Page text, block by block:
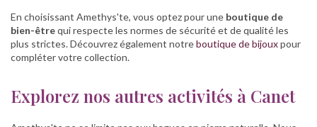
En choisissant Amethys'te, vous optez pour une boutique de
bien-êtrequi respecte les normes de sécurité et de qualité les
plus strictes. Découvrez également notreboutique de bijouxpour
compléter votre collection.
Explorez nos autres activités à Canet